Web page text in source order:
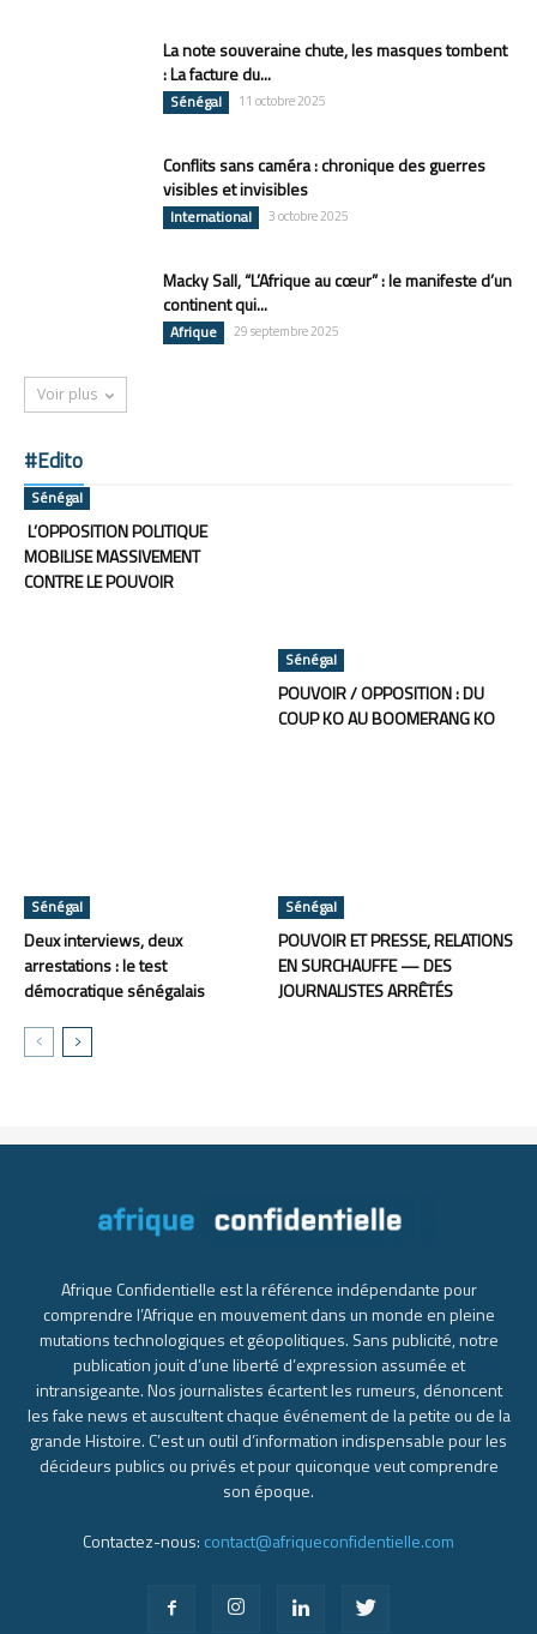
La note souveraine chute, les masques tombent
: La facture du...
Sénégal 11 octobre 2025
Conflits sans caméra : chronique des guerres
visibles et invisibles
International 3 octobre 2025
Macky Sall, “L’Afrique au cœur” : le manifeste d’un
continent qui...
Afrique 29 septembre 2025
Voir plus
#Edito
Sénégal
L’OPPOSITION POLITIQUE
MOBILISE MASSIVEMENT
CONTRE LE POUVOIR
Sénégal
POUVOIR / OPPOSITION : DU
COUP KO AU BOOMERANG KO
Sénégal
Deux interviews, deux
arrestations : le test
démocratique sénégalais
Sénégal
POUVOIR ET PRESSE, RELATIONS
EN SURCHAUFFE — DES
JOURNALISTES ARRÊTÉS
Afrique Confidentielle est la référence indépendante pour
comprendre l’Afrique en mouvement dans un monde en pleine
mutations technologiques et géopolitiques. Sans publicité, notre
publication jouit d’une liberté d’expression assumée et
intransigeante. Nos journalistes écartent les rumeurs, dénoncent
les fake news et auscultent chaque événement de la petite ou de la
grande Histoire. C’est un outil d’information indispensable pour les
décideurs publics ou privés et pour quiconque veut comprendre
son époque.
Contactez-nous: contact@afriqueconfidentielle.com